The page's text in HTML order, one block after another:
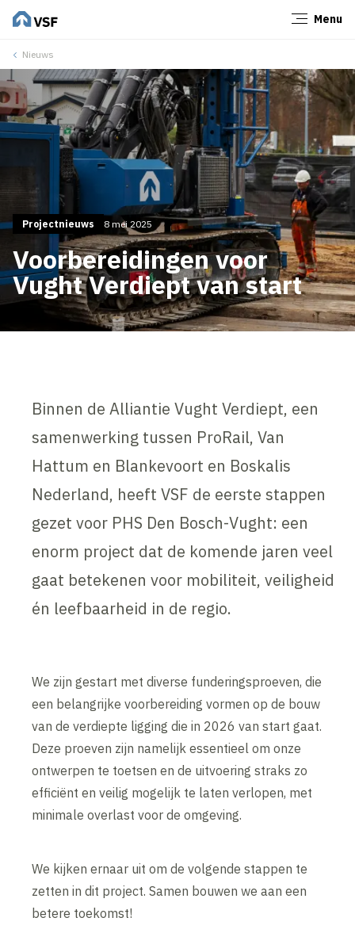
Menu
Nieuws
Projectnieuws 8 mei 2025
Voorbereidingen voor
Vught Verdiept van start
Binnen de Alliantie Vught Verdiept, een
samenwerking tussen ProRail, Van
Hattum en Blankevoort en Boskalis
Nederland, heeft VSF de eerste stappen
gezet voor PHS Den Bosch-Vught: een
enorm project dat de komende jaren veel
gaat betekenen voor mobiliteit, veiligheid
én leefbaarheid in de regio.
We zijn gestart met diverse funderingsproeven, die
een belangrijke voorbereiding vormen op de bouw
van de verdiepte ligging die in 2026 van start gaat.
Deze proeven zijn namelijk essentieel om onze
ontwerpen te toetsen en de uitvoering straks zo
efficiënt en veilig mogelijk te laten verlopen, met
minimale overlast voor de omgeving.
We kijken ernaar uit om de volgende stappen te
zetten in dit project. Samen bouwen we aan een
betere toekomst!
Sluiten